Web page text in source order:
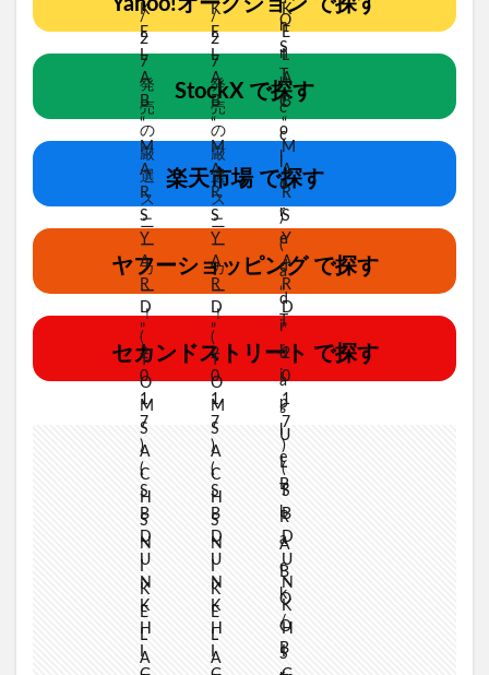
Yahoo!オークション で探す
StockX で探す
楽天市場 で探す
ヤフーショッピング で探す
セカンドストリート で探す